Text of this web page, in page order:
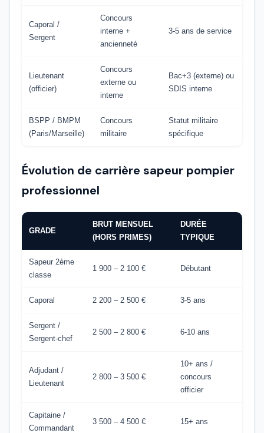
Caporal /
Sergent
Concours
interne +
ancienneté
3-5 ans de service
Lieutenant
(officier)
Concours
externe ou
interne
Bac+3 (externe) ou
SDIS interne
BSPP / BMPM
(Paris/Marseille)
Concours
militaire
Statut militaire
spécifique
Évolution de carrière sapeur pompier
professionnel
GRADE
BRUT MENSUEL
(HORS PRIMES)
DURÉE
TYPIQUE
Sapeur 2ème
classe
1 900 – 2 100 € Débutant
Caporal 2 200 – 2 500 € 3-5 ans
Sergent /
Sergent-chef
2 500 – 2 800 € 6-10 ans
Adjudant /
Lieutenant
2 800 – 3 500 €
10+ ans /
concours
officier
Capitaine /
Commandant
3 500 – 4 500 € 15+ ans